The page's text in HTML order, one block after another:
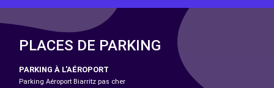
PLACES DE PARKING
PARKING À L'AÉROPORT
Parking Aéroport Biarritz pas cher